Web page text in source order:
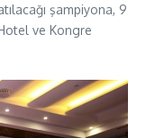
şampiyona, 9
ve Kongre